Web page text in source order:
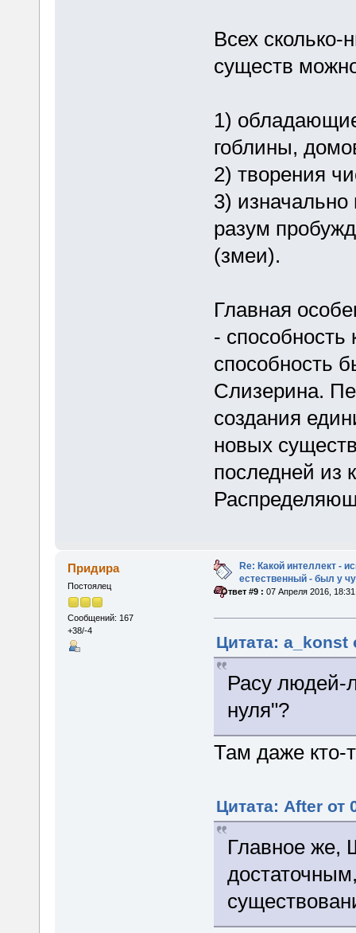
Всех сколько-
существ
1)
гоблины,
2) творения
3)
разум
(змеи).
Главная
-
способность
Слизерина.
создания
новых
последней из
Придира
Постоялец
Сообщений: 167
+38/-4
Re: Какой интеллект -
естественный - был у
«Ответ #9 : 07 Апреля 2016,
Цитата: a_konst
Расу людей-
нуля"?
Там даже кто-
Цитата: After от
Главное же,